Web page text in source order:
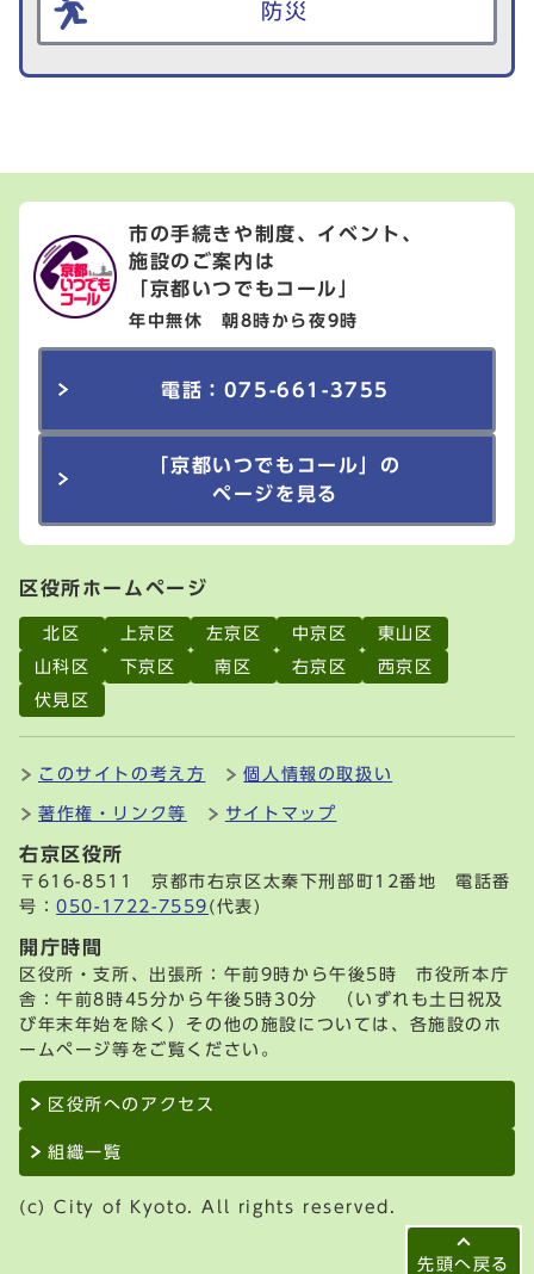
防災
先頭へ戻る
市の手続きや制度、イベント、
施設のご案内は
「京都いつでもコール」
年中無休 朝8時から夜9時
電話：075-661-3755
「京都いつでもコール」の
ページを見る
区役所ホームページ
北区 上京区 左京区 中京区
東山区
山科区
下京区 南区 右京区
西京区
伏見区
このサイトの考え方 個人情報の取扱い
著作権・リンク等 サイトマップ
右京区役所
〒616-8511 京都市右京区太秦下刑部町12番地 電話番
号：050-1722-7559 (代表)
開庁時間
区役所・支所、出張所：午前9時から午後5時 市役所本庁
舎：午前8時45分から午後5時30分 （いずれも土日祝及
び年末年始を除く）その他の施設については、各施設のホ
ームページ等をご覧ください。
区役所へのアクセス
組織一覧
(c) City of Kyoto. All rights reserved.